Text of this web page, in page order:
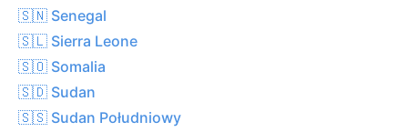
🇸🇳 Senegal
🇸🇱 Sierra Leone
🇸🇴 Somalia
🇸🇩 Sudan
🇸🇸 Sudan Południowy